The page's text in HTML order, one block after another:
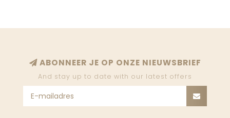
ABONNEER JE OP ONZE NIEUWSBRIEF
And stay up to date with our latest offers